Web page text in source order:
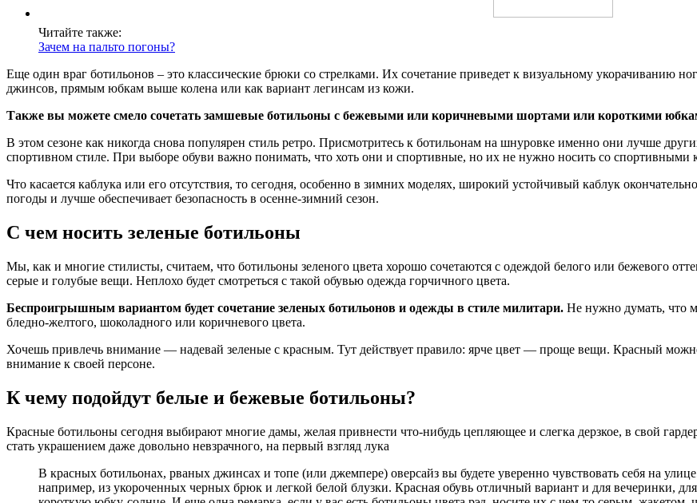
Читайте также:
Зачем на пальто погоны?
Еще один враг ботильонов – это классические брюки со стрелками. Их сочетание приведет к визуальному укорачиванию
джинсов, прямым юбкам выше колена или как вариант легинсам из кожи.
Также вы можете смело сочетать замшевые ботильоны с бежевыми или коричневыми шортами или короткими
В этом сезоне как никогда снова популярен стиль ретро. Присмотритесь к ботильонам на шнуровке именно они лучше
спортивном стиле. При выборе обуви важно понимать, что хоть они и спортивные, но их не нужно носить со спортивными
Что касается каблука или его отсутствия, то сегодня, особенно в зимних моделях, широкий устойчивый каблук
погоды и лучше обеспечивает безопасность в осенне-зимний сезон.
С чем носить зеленые ботильоны
Мы, как и многие стилисты, считаем, что ботильоны зеленого цвета хорошо сочетаются с одеждой белого или бежевого
серые и голубые вещи. Неплохо будет смотреться с такой обувью одежда горчичного цвета.
Беспроигрышным вариантом будет сочетание зеленых ботильонов и одежды в стиле милитари. Не нужно думать, что
бледно-желтого, шоколадного или коричневого цвета.
Хочешь привлечь внимание — надевай зеленые с красным. Тут действует правило: ярче цвет — проще вещи. Красный
внимание к своей персоне.
К чему подойдут белые и бежевые ботильоны?
Красные ботильоны сегодня выбирают многие дамы, желая привнести что-нибудь цепляющее и слегка дерзкое, в свой
стать украшением даже довольно невзрачного, на первый взгляд лука
В красных ботильонах, рваных джинсах и топе (или джемпере) оверсайз вы будете уверенно чувствовать себя на
например, из укороченных черных брюк и легкой белой блузки. Красная обувь отличный вариант и для вечеринки,